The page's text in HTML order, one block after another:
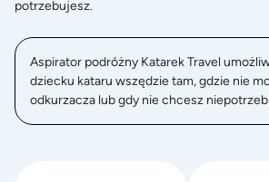
potrzebujesz.
Aspirator podróżny Katarek Travel
dziecku kataru wszędzie tam, gdzie nie
odkurzacza lub gdy nie chcesz